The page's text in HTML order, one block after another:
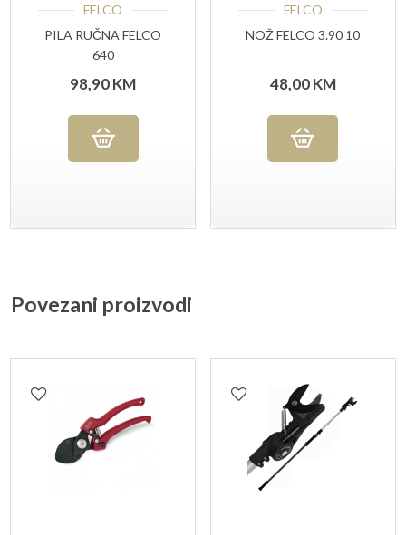
FELCO
PILA RUČNA FELCO
640
98,90KM
FELCO
NOŽ FELCO 3.90 10
48,00KM
Povezani proizvodi